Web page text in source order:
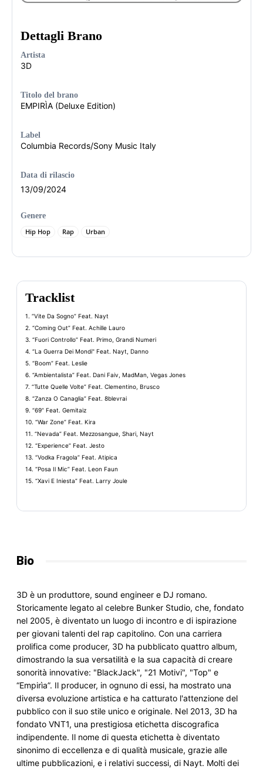
Dettagli Brano
Artista
3D
Titolo del brano
EMPIRÌA (Deluxe Edition)
Label
Columbia Records/Sony Music Italy
Data di rilascio
13/09/2024
Genere
Hip Hop
Rap Urban
Bio
3D è un produttore, sound engineer e DJ romano.
Storicamente legato al celebre Bunker Studio, che, fondato
nel 2005, è diventato un luogo di incontro e di ispirazione
per giovani talenti del rap capitolino. Con una carriera
prolifica come producer, 3D ha pubblicato quattro album,
dimostrando la sua versatilità e la sua capacità di creare
sonorità innovative: "BlackJack", "21 Motivi", "Top" e
“Empirìa”. Il producer, in ognuno di essi, ha mostrato una
diversa evoluzione artistica e ha catturato l'attenzione del
pubblico con il suo stile unico e originale. Nel 2013, 3D ha
fondato VNT1, una prestigiosa etichetta discografica
indipendente. Il nome di questa etichetta è diventato
sinonimo di eccellenza e di qualità musicale, grazie alle
ultime pubblicazioni, e i relativi successi, di Nayt. Molti dei
Tracklist
1. “Vite Da Sogno” Feat. Nayt
2. “Coming Out” Feat. Achille Lauro
3. “Fuori Controllo” Feat. Primo, Grandi Numeri
4. “La Guerra Dei Mondi" Feat. Nayt, Danno
5. “Boom” Feat. Leslie
6. “Ambientalista” Feat. Dani Faiv, MadMan, Vegas Jones
7. “Tutte Quelle Volte” Feat. Clementino, Brusco
8. “Zanza O Canaglia” Feat. 8blevrai
9. “69” Feat. Gemitaiz
10. “War Zone” Feat. Kira
11. “Nevada” Feat. Mezzosangue, Shari, Nayt
12. “Experience” Feat. Jesto
13. “Vodka Fragola” Feat. Atipica
14. “Posa Il Mic” Feat. Leon Faun
15. “Xavi E Iniesta” Feat. Larry Joule